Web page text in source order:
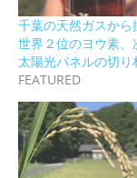
千葉の天然ガスから
世界２位のヨウ素、
太陽光パネルの切り
FEATURED